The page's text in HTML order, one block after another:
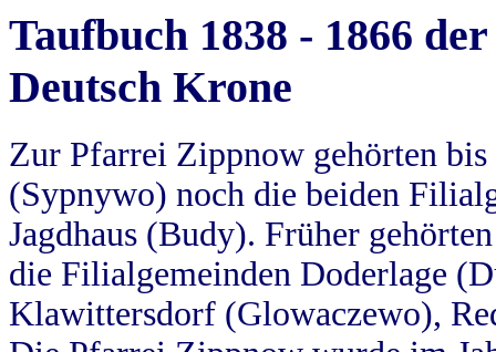
Taufbuch 1838 - 1866
Deutsch Krone
Zur Pfarrei Zippnow gehörten
(Sypnywo) noch die beiden
Jagdhaus (Budy). Früher
die Filialgemeinden Doderlage
Klawittersdorf (Glowaczewo),